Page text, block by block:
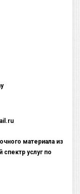
материала из
услуг по